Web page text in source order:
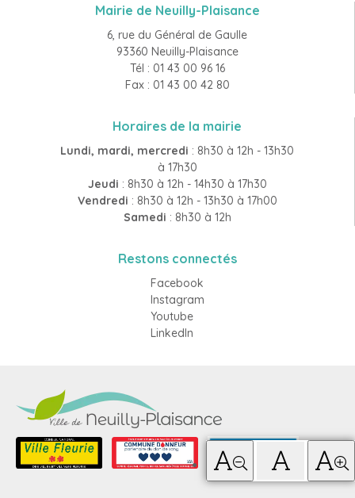
Mairie de Neuilly-Plaisance
6, rue du Général de Gaulle
93360 Neuilly-Plaisance
Tél : 01 43 00 96 16
Fax : 01 43 00 42 80
Horaires de la mairie
Lundi, mardi, mercredi : 8h30 à 12h - 13h30
à 17h30
Jeudi : 8h30 à 12h - 14h30 à 17h30
Vendredi : 8h30 à 12h - 13h30 à 17h00
Samedi : 8h30 à 12h
Restons connectés
Facebook
Instagram
Youtube
LinkedIn